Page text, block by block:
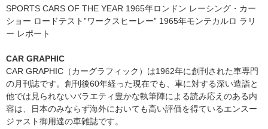
SPORTS CARS OF THE YEAR 1965年ロンドン レーシング・カー
ショー ロードテスト”ワークスヒーレー” 1965年モンテカルロ ラリ
ー レポート
CAR GRAPHIC
CAR GRAPHIC（カーグラフィック）は1962年に創刊された車専門
の月刊誌です。創刊後60年経った現在でも、車に対する深い造詣と
他では見られないバラエティ豊かな執筆陣による読み応えのある内
容は、日本のみならず海外においても高い評価を得ているエンスー
ジァスト御用達の車雑誌です。